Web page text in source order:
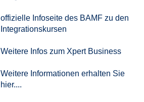
offizielle Infoseite des BAMF zu den
Integrationskursen
Weitere Infos zum Xpert Business
Weitere Informationen erhalten Sie
hier....